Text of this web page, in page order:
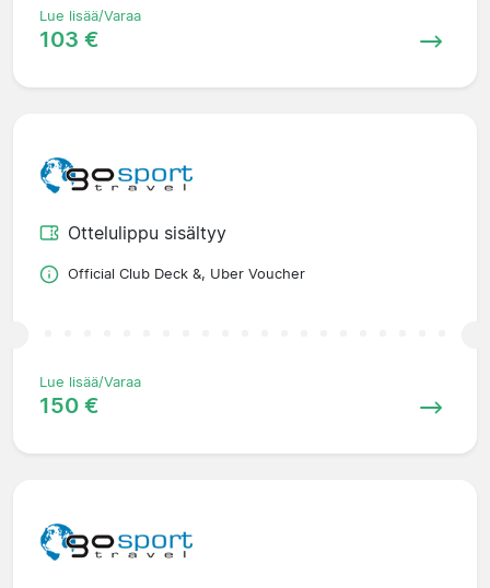
Lue lisää/Varaa
103 €
Ottelulippu sisältyy
Official Club Deck &, Uber Voucher
Lue lisää/Varaa
150 €